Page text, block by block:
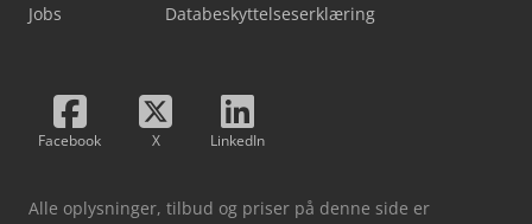
Jobs Databeskyttelseserklæring
Facebook X LinkedIn
Alle oplysninger, tilbud og priser på denne side er